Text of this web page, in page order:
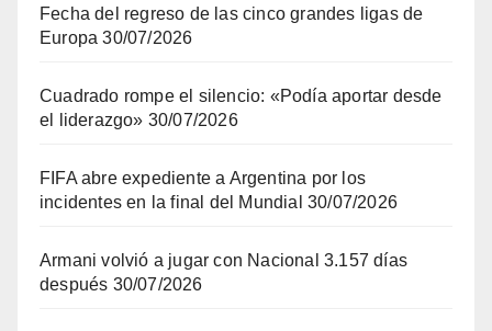
Fecha del regreso de las cinco grandes ligas de
Europa 30/07/2026
Cuadrado rompe el silencio: «Podía aportar desde
el liderazgo» 30/07/2026
FIFA abre expediente a Argentina por los
incidentes en la final del Mundial 30/07/2026
Armani volvió a jugar con Nacional 3.157 días
después 30/07/2026